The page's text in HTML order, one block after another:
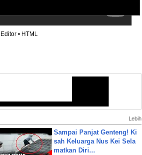
Editor • HTML
Lebih
Sampai Panjat Genteng! Ki
sah Keluarga Nus Kei Sela
matkan Diri...